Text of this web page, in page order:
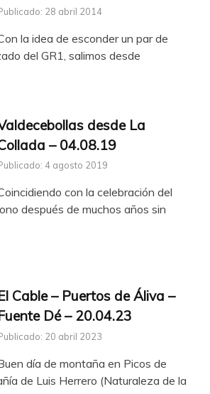
28 abril 2014
la idea de esconder un par de
del GR1, salimos desde
desde La
– 04.08.19
4 agosto 2019
con la celebración del
después de muchos años sin
Cable – Puertos de Áliva –
Dé – 20.04.23
20 abril 2023
día de montaña en Picos de
de Luis Herrero (Naturaleza de la